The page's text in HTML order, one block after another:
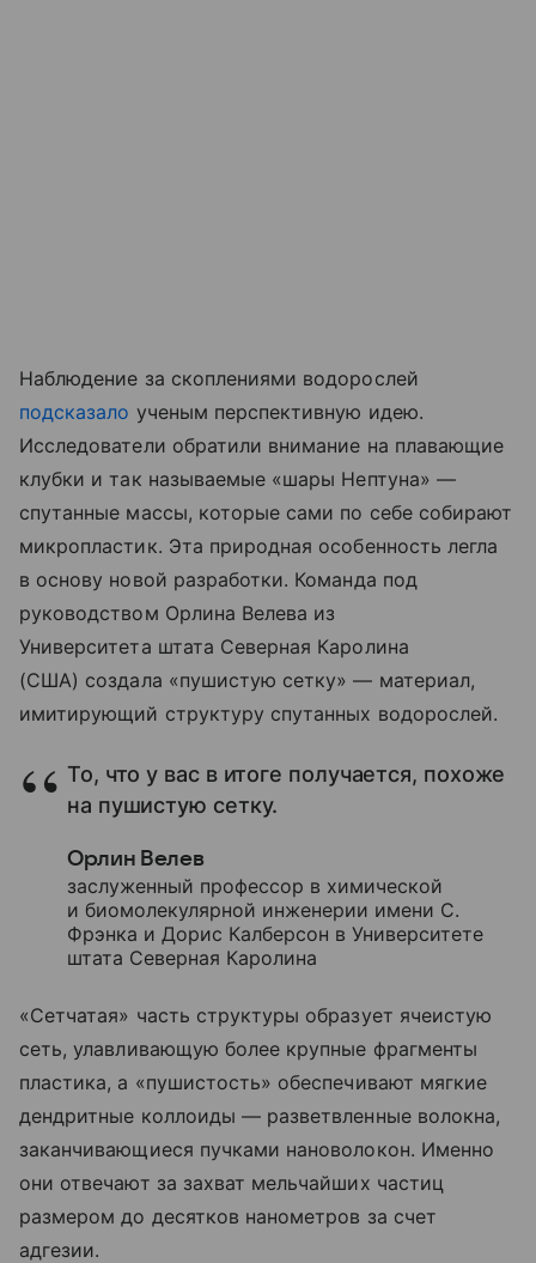
Наблюдение за скоплениями водорослей
подсказало ученым перспективную идею.
Исследователи обратили внимание на плавающие
клубки и так называемые «шары Нептуна» —
спутанные массы, которые сами по себе собирают
микропластик. Эта природная особенность легла
в основу новой разработки. Команда под
руководством Орлина Велева из
Университета штата Северная Каролина
(США) создала «пушистую сетку» — материал,
имитирующий структуру спутанных водорослей.
То, что у вас в итоге получается, похоже
на пушистую сетку.
Орлин Велев
заслуженный профессор в химической
и биомолекулярной инженерии имени С.
Фрэнка и Дорис Калберсон в Университете
штата Северная Каролина
«Сетчатая» часть структуры образует ячеистую
сеть, улавливающую более крупные фрагменты
пластика, а «пушистость» обеспечивают мягкие
дендритные коллоиды — разветвленные волокна,
заканчивающиеся пучками нановолокон. Именно
они отвечают за захват мельчайших частиц
размером до десятков нанометров за счет
адгезии.